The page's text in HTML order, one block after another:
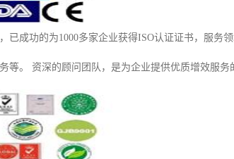
已成功的为1000多家企业获得ISO认证证书，服
等。 资深的顾问团队，是为企业提供优质增效服务